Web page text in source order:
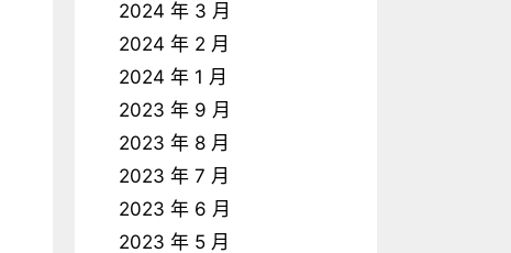
2024 年 3 月
2024 年 2 月
2024 年 1 月
2023 年 9 月
2023 年 8 月
2023 年 7 月
2023 年 6 月
2023 年 5 月